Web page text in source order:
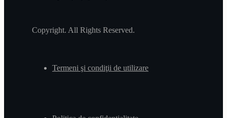
Copyright. All Rights Reserved.
Termeni şi condiţii de utilizare